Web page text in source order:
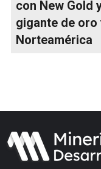
con New Gold
gigante de oro
Norteamérica